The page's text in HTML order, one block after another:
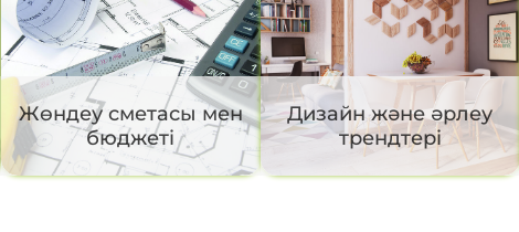
Жөндеу сметасы мен
бюджеті
Дизайн және әрлеу
трендтері